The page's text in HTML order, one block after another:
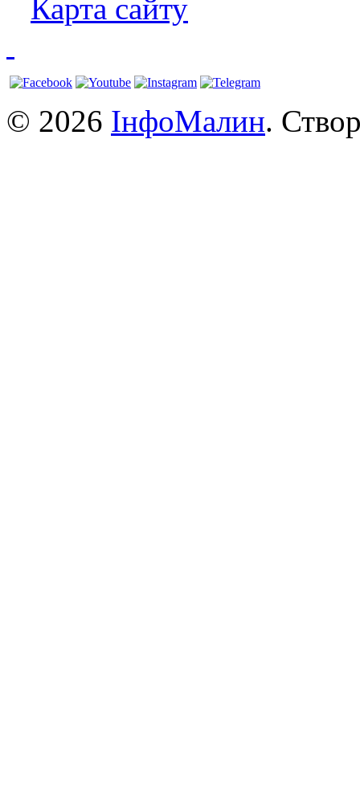
Карта сайту
© 2026 ІнфоМалин.